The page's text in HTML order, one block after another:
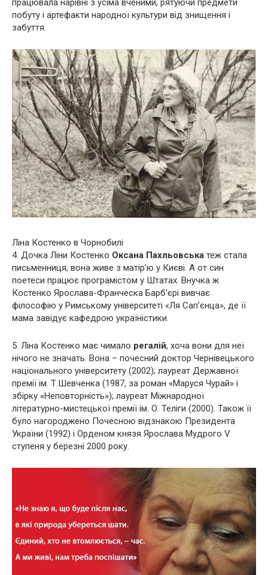
працювала нарівні з усіма вченими, рятуючи предмети
побуту і артефакти народної культури від знищення і
забуття.
Ліна Костенко в Чорнобилі
4. Дочка Ліни Костенко Оксана Пахльовська теж стала
письменниця, вона живе з матір’ю у Києві. А от син
поетеси працює програмістом у Штатах. Внучка ж
Костенко Ярослава-Франческа Барб’єрі вивчає
філософію у Римському університеті «Ля Сап’єнца», де її
мама завідує кафедрою україністики.
5. Ліна Костенко має чимало регалій, хоча вони для неї
нічого не значать. Вона – почесний доктор Чернівецького
національного університету (2002); лауреат Державної
премії ім. Т.Шевченка (1987, за роман «Маруся Чурай» і
збірку «Неповторність»); лауреат Міжнародної
літературно-мистецької премії ім. О. Теліги (2000). Також її
було нагороджено Почесною відзнакою Президента
України (1992) і Орденом князя Ярослава Мудрого V
ступеня у березні 2000 року.